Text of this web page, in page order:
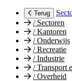
Terug
/Sectoren
/Kantoren
/Onderwijs
/Recreatie
/Industrie
/Transport
/Overheid